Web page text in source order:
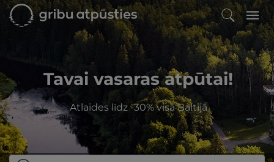
Tavai vasaras atpūtai!
Atlaides līdz -30% visā Baltijā